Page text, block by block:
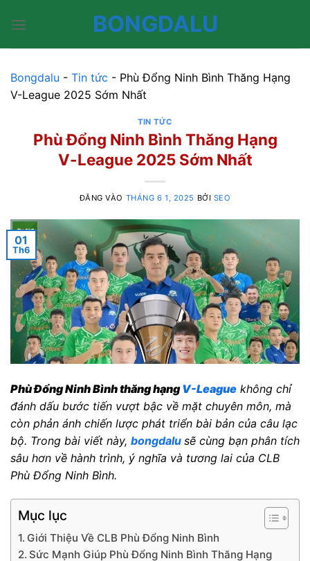
qua
BONGDALU
Bongdalu - Tin tức - Phù Đổng Ninh Bình Thăng Hạng
V-League 2025 Sớm Nhất
TIN TỨC
Phù Đổng Ninh Bình Thăng Hạng
V-League 2025 Sớm Nhất
ĐĂNG VÀO THÁNG 6 1, 2025 BỞI SEO
01
Th6
Phù Đổng Ninh Bình thăng hạngV-League không chỉ
đánh dấu bước tiến vượt bậc về mặt chuyên môn, mà
còn phản ánh chiến lược phát triển bài bản của câu lạc
bộ. Trong bài viết này, bongdalu sẽ cùng bạn phân tích
sâu hơn về hành trình, ý nghĩa và tương lai của CLB
Phù Đổng Ninh Bình.
Mục lục
Giới Thiệu Về CLB Phù Đổng Ninh Bình
Sức Mạnh Giúp Phù Đổng Ninh Bình Thăng Hạng